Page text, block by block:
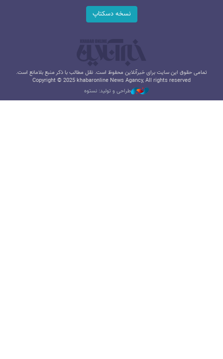
نسخه دسکتاپ
تمامی حقوق این سایت برای خبرآنلاین محفوظ است. نقل مطالب با ذکر منبع بلامانع است.
Copyright © 2025 khabaronline News Agancy, All rights reserved
طراحی و تولید: نستوه